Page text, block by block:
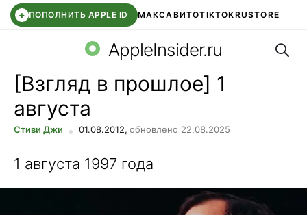
+ ПОПОЛНИТЬ APPLE ID МАКСАВИТОTIKTOKRUSTORE
WB КЛУБIOS 26.6 DDE STORE
AppleInsider.ru
[Взгляд в прошлое] 1
августа
Стиви Джи 01.08.2012, обновлено 22.08.2025
1 августа 1997 года